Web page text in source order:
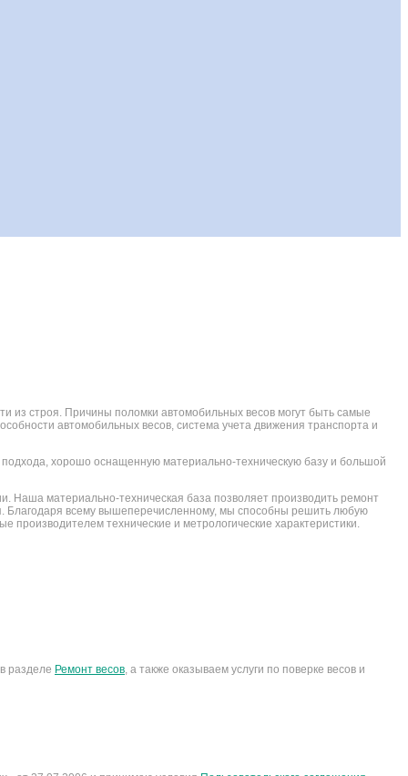
из строя. Причины поломки автомобильных весов могут быть самые
автомобильных весов, система учета движения транспорта и
хорошо оснащенную материально-техническую базу и большой
Наша материально-техническая база позволяет производить ремонт
Благодаря всему вышеперечисленному, мы способны решить любую
технические и метрологические характеристики.
разделе Ремонт весов, а также оказываем услуги по поверке весов и